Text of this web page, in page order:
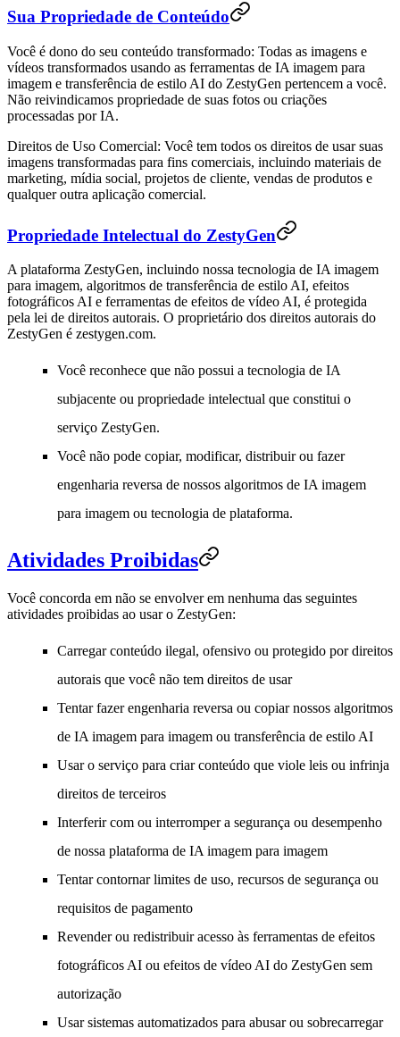
Sua Propriedade de Conteúdo
Você é dono do seu conteúdo transformado: Todas as imagens e
vídeos transformados usando as ferramentas de IA imagem para
imagem e transferência de estilo AI do ZestyGen pertencem a você.
Não reivindicamos propriedade de suas fotos ou criações
processadas por IA.
Direitos de Uso Comercial: Você tem todos os direitos de usar suas
imagens transformadas para fins comerciais, incluindo materiais de
marketing, mídia social, projetos de cliente, vendas de produtos e
qualquer outra aplicação comercial.
Propriedade Intelectual do ZestyGen
A plataforma ZestyGen, incluindo nossa tecnologia de IA imagem
para imagem, algoritmos de transferência de estilo AI, efeitos
fotográficos AI e ferramentas de efeitos de vídeo AI, é protegida
pela lei de direitos autorais. O proprietário dos direitos autorais do
ZestyGen é zestygen.com.
Você reconhece que não possui a tecnologia de IA
subjacente ou propriedade intelectual que constitui o
serviço ZestyGen.
Você não pode copiar, modificar, distribuir ou fazer
engenharia reversa de nossos algoritmos de IA imagem
para imagem ou tecnologia de plataforma.
Atividades Proibidas
Você concorda em não se envolver em nenhuma das seguintes
atividades proibidas ao usar o ZestyGen:
Carregar conteúdo ilegal, ofensivo ou protegido por direitos
autorais que você não tem direitos de usar
Tentar fazer engenharia reversa ou copiar nossos algoritmos
de IA imagem para imagem ou transferência de estilo AI
Usar o serviço para criar conteúdo que viole leis ou infrinja
direitos de terceiros
Interferir com ou interromper a segurança ou desempenho
de nossa plataforma de IA imagem para imagem
Tentar contornar limites de uso, recursos de segurança ou
requisitos de pagamento
Revender ou redistribuir acesso às ferramentas de efeitos
fotográficos AI ou efeitos de vídeo AI do ZestyGen sem
autorização
Usar sistemas automatizados para abusar ou sobrecarregar